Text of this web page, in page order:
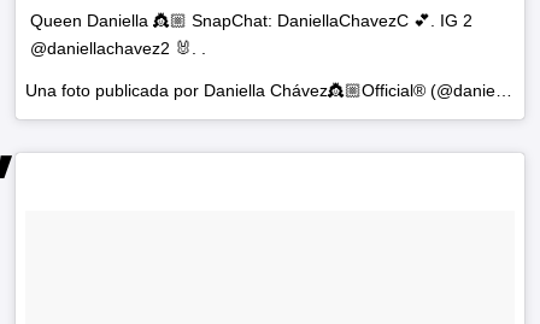
Queen Daniella 👸🏼 SnapChat: DaniellaChavezC 💕. IG 2
@daniellachavez2 🐰. .
Una foto publicada por Daniella Chávez👸🏼Official® (@daniellachavezofficial) el